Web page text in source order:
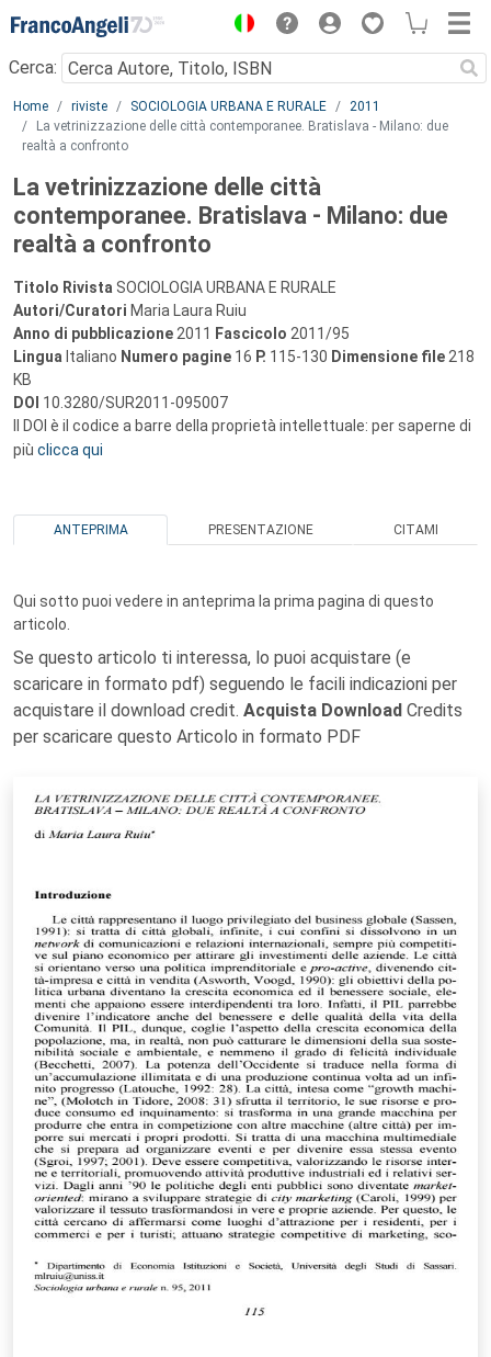
Menu
Cerca:
Main content
Home riviste SOCIOLOGIA URBANA E RURALE
2011
La vetrinizzazione delle città contemporanee. Bratislava - Milano: due
realtà a confronto
La vetrinizzazione delle città
contemporanee. Bratislava - Milano: due
realtà a confronto
Titolo Rivista SOCIOLOGIA URBANA E RURALE
Autori/Curatori Maria Laura Ruiu
Anno di pubblicazione 2011 Fascicolo 2011/95
Lingua Italiano Numero pagine 16 P. 115-130 Dimensione file 218
KB
DOI 10.3280/SUR2011-095007
Il DOI è il codice a barre della proprietà intellettuale: per saperne di
più clicca qui
ANTEPRIMA PRESENTAZIONE CITAMI
Qui sotto puoi vedere in anteprima la prima pagina di questo
articolo.
Se questo articolo ti interessa, lo puoi acquistare (e
scaricare in formato pdf) seguendo le facili indicazioni per
acquistare il download credit. Acquista Download Credits
per scaricare questo Articolo in formato PDF